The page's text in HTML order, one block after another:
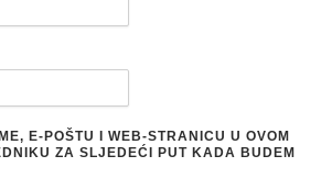
E-POŠTU I WEB-STRANICU U OVOM
ZA SLJEDEĆI PUT KADA BUDEM